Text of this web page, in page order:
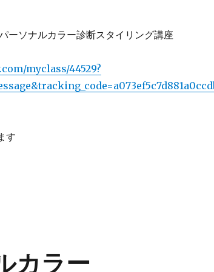
ーソナルカラー診断スタイリング講座
myclass/44529?
す
カラー